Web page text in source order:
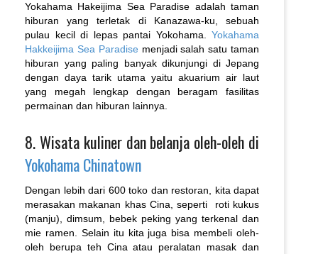
Yokahama Hakeijima Sea Paradise adalah taman
hiburan yang terletak di Kanazawa-ku, sebuah
pulau kecil di lepas pantai Yokohama. Yokahama
Hakkeijima Sea Paradise menjadi salah satu taman
hiburan yang paling banyak dikunjungi di Jepang
dengan daya tarik utama yaitu akuarium air laut
yang megah lengkap dengan beragam fasilitas
permainan dan hiburan lainnya.
8. Wisata kuliner dan belanja oleh-oleh di
Yokohama Chinatown
Dengan lebih dari 600 toko dan restoran, kita dapat
merasakan makanan khas Cina, seperti roti kukus
(manju), dimsum, bebek peking yang terkenal dan
mie ramen. Selain itu kita juga bisa membeli oleh-
oleh berupa teh Cina atau peralatan masak dan